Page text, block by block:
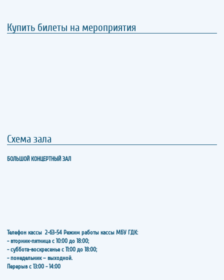
Купить билеты на мероприятия
Схема зала
БОЛЬШОЙ КОНЦЕРТНЫЙ ЗАЛ
Телефон кассы 2-63-54 Режим работы кассы МБУ ГДК:
- вторник-пятница с 10:00 до 18:00;
- суббота-воскресенье с 11:00 до 18:00;
- понедельник – выходной.
Перерыв с 13:00 - 14:00